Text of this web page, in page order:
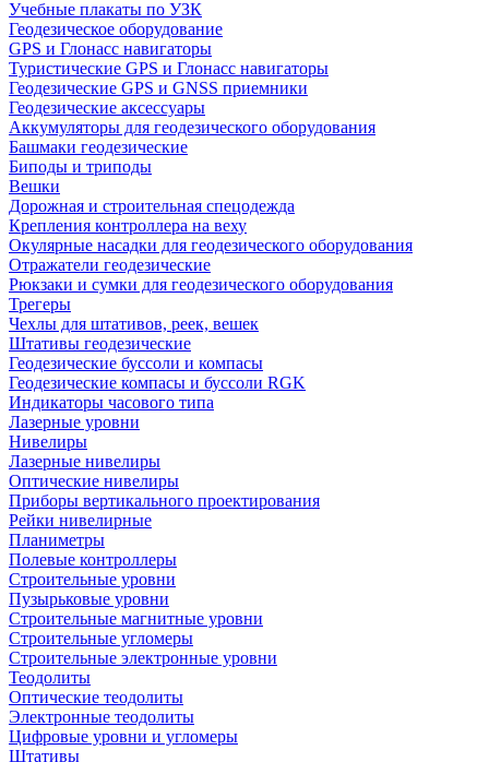
Учебные плакаты по УЗК
Геодезическое оборудование
GPS и Глонасс навигаторы
Туристические GPS и Глонасс навигаторы
Геодезические GPS и GNSS приемники
Геодезические аксессуары
Аккумуляторы для геодезического оборудования
Башмаки геодезические
Биподы и триподы
Вешки
Дорожная и строительная спецодежда
Крепления контроллера на веху
Окулярные насадки для геодезического оборудования
Отражатели геодезические
Рюкзаки и сумки для геодезического оборудования
Трегеры
Чехлы для штативов, реек, вешек
Штативы геодезические
Геодезические буссоли и компасы
Геодезические компасы и буссоли RGK
Индикаторы часового типа
Лазерные уровни
Нивелиры
Лазерные нивелиры
Оптические нивелиры
Приборы вертикального проектирования
Рейки нивелирные
Планиметры
Полевые контроллеры
Строительные уровни
Пузырьковые уровни
Строительные магнитные уровни
Строительные угломеры
Строительные электронные уровни
Теодолиты
Оптические теодолиты
Электронные теодолиты
Цифровые уровни и угломеры
Штативы